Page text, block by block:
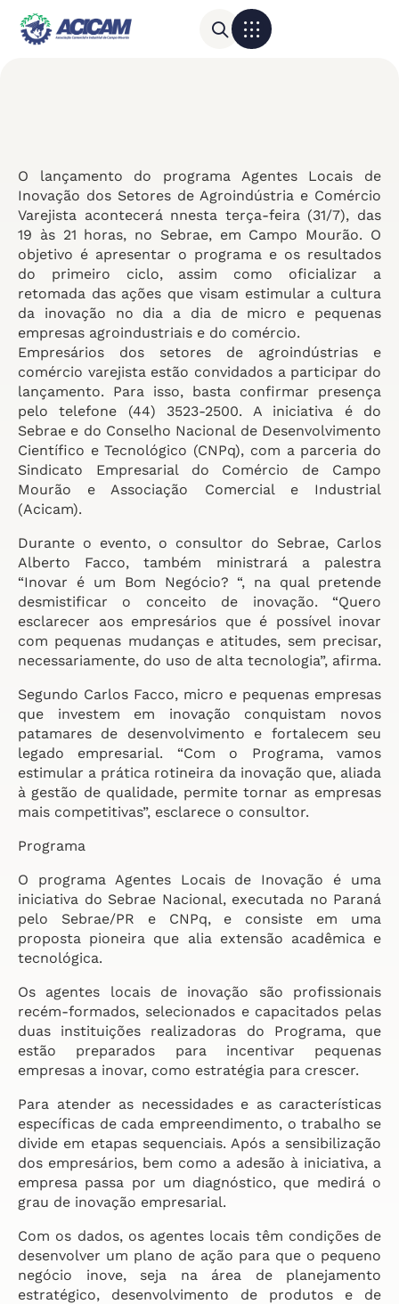
O lançamento do programa Agentes Locais de
Inovação dos Setores de Agroindústria e Comércio
Varejista acontecerá nnesta terça-feira (31/7), das
19 às 21 horas, no Sebrae, em Campo Mourão. O
objetivo é apresentar o programa e os resultados
do primeiro ciclo, assim como oficializar a
retomada das ações que visam estimular a cultura
da inovação no dia a dia de micro e pequenas
empresas agroindustriais e do comércio.
Empresários dos setores de agroindústrias e
comércio varejista estão convidados a participar do
lançamento. Para isso, basta confirmar presença
pelo telefone (44) 3523-2500. A iniciativa é do
Sebrae e do Conselho Nacional de Desenvolvimento
Científico e Tecnológico (CNPq), com a parceria do
Sindicato Empresarial do Comércio de Campo
Mourão e Associação Comercial e Industrial
(Acicam).
Durante o evento, o consultor do Sebrae, Carlos
Alberto Facco, também ministrará a palestra
“Inovar é um Bom Negócio? “, na qual pretende
desmistificar o conceito de inovação. “Quero
esclarecer aos empresários que é possível inovar
com pequenas mudanças e atitudes, sem precisar,
necessariamente, do uso de alta tecnologia”, afirma.
Segundo Carlos Facco, micro e pequenas empresas
que investem em inovação conquistam novos
patamares de desenvolvimento e fortalecem seu
legado empresarial. “Com o Programa, vamos
estimular a prática rotineira da inovação que, aliada
à gestão de qualidade, permite tornar as empresas
mais competitivas”, esclarece o consultor.
Programa
O programa Agentes Locais de Inovação é uma
iniciativa do Sebrae Nacional, executada no Paraná
pelo Sebrae/PR e CNPq, e consiste em uma
proposta pioneira que alia extensão acadêmica e
tecnológica.
Os agentes locais de inovação são profissionais
recém-formados, selecionados e capacitados pelas
duas instituições realizadoras do Programa, que
estão preparados para incentivar pequenas
empresas a inovar, como estratégia para crescer.
Para atender as necessidades e as características
específicas de cada empreendimento, o trabalho se
divide em etapas sequenciais. Após a sensibilização
dos empresários, bem como a adesão à iniciativa, a
empresa passa por um diagnóstico, que medirá o
grau de inovação empresarial.
Com os dados, os agentes locais têm condições de
desenvolver um plano de ação para que o pequeno
negócio inove, seja na área de planejamento
estratégico, desenvolvimento de produtos e de